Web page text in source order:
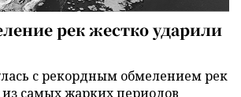
рек жестко ударили
с рекордным обмелением рек
самых жарких периодов